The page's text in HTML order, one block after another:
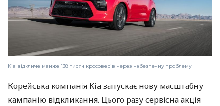
Kia відкличе майже 138 тисяч кросоверів через небезпечну проблему
Корейська компанія Kia запускає нову масштабну
кампанію відкликання. Цього разу сервісна акція